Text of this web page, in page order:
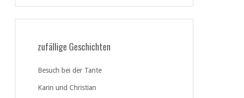
zufällige Geschichten
Besuch bei der Tante
Karin und Christian